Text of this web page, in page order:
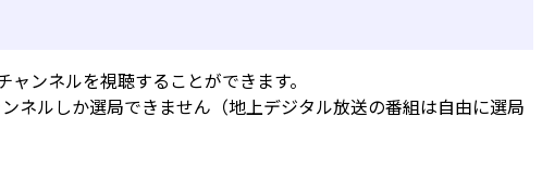
ンネルを視聴することができます。
ネルしか選局できません（地上デジタル放送の番組は自由に選局